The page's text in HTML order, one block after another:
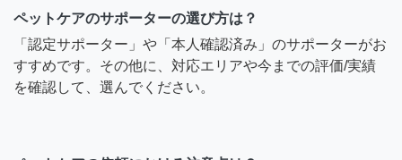
ペットケアのサポーターの選び方は？
「認定サポーター」や「本人確認済み」のサポーターがお
すすめです。その他に、対応エリアや今までの評価/実績
を確認して、選んでください。